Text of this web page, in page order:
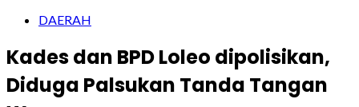
DAERAH
Kades dan BPD Loleo dipolisikan,
Diduga Palsukan Tanda Tangan